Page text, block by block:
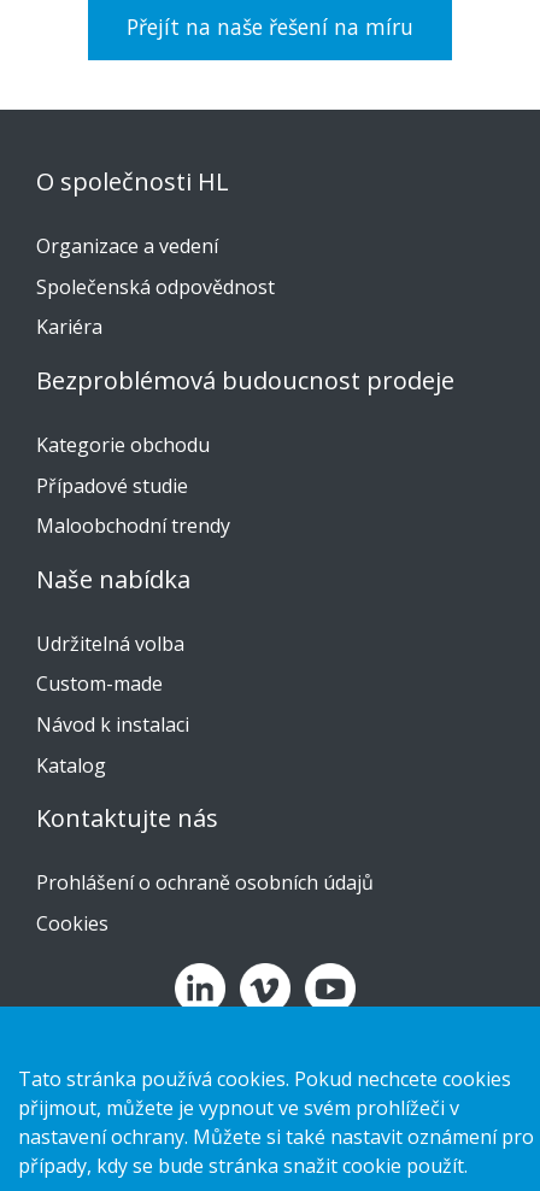
Přejít na naše řešení na míru
O společnosti HL
Organizace a vedení
Společenská odpovědnost
Kariéra
Bezproblémová budoucnost prodeje
Kategorie obchodu
Případové studie
Maloobchodní trendy
Naše nabídka
Udržitelná volba
Custom-made
Návod k instalaci
Katalog
Kontaktujte nás
Prohlášení o ochraně osobních údajů
Cookies
Tato stránka používá cookies. Pokud nechcete cookies
přijmout, můžete je vypnout ve svém prohlížeči v
nastavení ochrany. Můžete si také nastavit oznámení pro
případy, kdy se bude stránka snažit cookie použít.